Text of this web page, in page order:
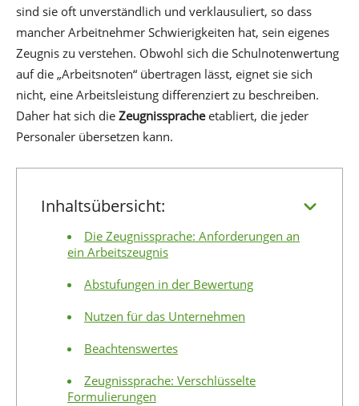
sind sie oft unverständlich und verklausuliert, so dass
mancher Arbeitnehmer Schwierigkeiten hat, sein eigenes
Zeugnis zu verstehen. Obwohl sich die Schulnotenwertung
auf die „Arbeitsnoten“ übertragen lässt, eignet sie sich
nicht, eine Arbeitsleistung differenziert zu beschreiben.
Daher hat sich die Zeugnisspracheetabliert, die jeder
Personaler übersetzen kann.
Inhaltsübersicht:
Die Zeugnissprache: Anforderungen an
ein Arbeitszeugnis
Abstufungen in der Bewertung
Nutzen für das Unternehmen
Beachtenswertes
Zeugnissprache: Verschlüsselte
Formulierungen